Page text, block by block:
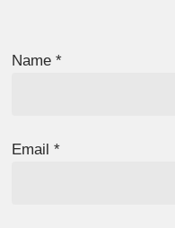
Name*
Email*